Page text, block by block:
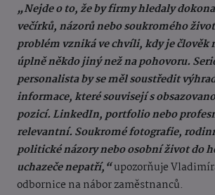
„Nejde o to, že by firmy hledaly
večírků, názorů nebo soukromého
problém vzniká ve chvíli, kdy je člověk
úplně někdo jiný než na pohovoru.
personalista by se měl soustředit
informace, které souvisejí s
pozicí. LinkedIn, portfolio nebo
relevantní. Soukromé fotografie,
politické názory nebo osobní život do
uchazeče nepatří,“upozorňuje
odbornice na nábor zaměstnanců.